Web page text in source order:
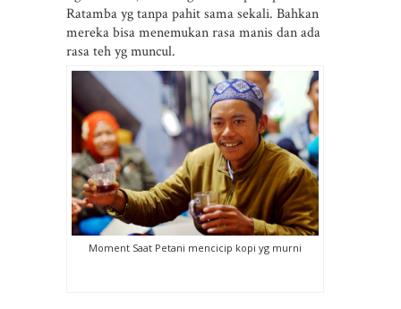
Ratamba yg tanpa pahit sama sekali. Bahkan
mereka bisa menemukan rasa manis dan ada
rasa teh yg muncul.
Moment Saat Petani mencicip kopi yg murni